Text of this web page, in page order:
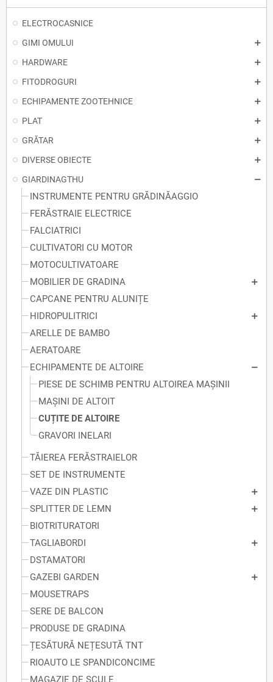
ELECTROCASNICE
GIMI OMULUI
HARDWARE
FITODROGURI
ECHIPAMENTE ZOOTEHNICE
PLAT
GRĂTAR
DIVERSE OBIECTE
GIARDINAGTHU
INSTRUMENTE PENTRU GRĂDINĂAGGIO
FERĂSTRAIE ELECTRICE
FALCIATRICI
CULTIVATORI CU MOTOR
MOTOCULTIVATOARE
MOBILIER DE GRADINA
CAPCANE PENTRU ALUNIȚE
HIDROPULITRICI
ARELLE DE BAMBO
AERATOARE
ECHIPAMENTE DE ALTOIRE
PIESE DE SCHIMB PENTRU ALTOIREA MAȘINII
MAȘINI DE ALTOIT
CUȚITE DE ALTOIRE
GRAVORI INELARI
TĂIEREA FERĂSTRAIELOR
SET DE INSTRUMENTE
VAZE DIN PLASTIC
SPLITTER DE LEMN
BIOTRITURATORI
TAGLIABORDI
DSTAMATORI
GAZEBI GARDEN
MOUSETRAPS
SERE DE BALCON
PRODUSE DE GRADINA
ȚESĂTURĂ NEȚESUTĂ TNT
RIOAUTO LE SPANDICONCIME
MAGAZIE DE SCULE